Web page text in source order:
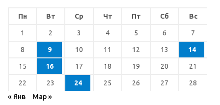
Пн Вт Ср Чт Пт Сб Вс
1 2 3 4 5 6 7
8 9 10 11 12 13 14
15 16 17 18 19 20 21
22 23 24 25 26 27
28
« Янв
Мар »